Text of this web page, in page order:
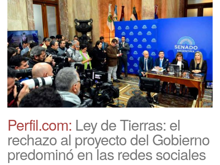
Perfil.com: Ley de Tierras: el
rechazo al proyecto del Gobierno
predominó en las redes sociales